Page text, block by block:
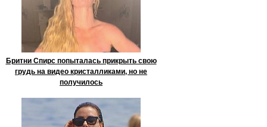
Бритни Спирс попыталась прикрыть свою
грудь на видео кристалликами, но не
получилось